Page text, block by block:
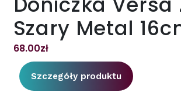
Szary Metal
68.00zł
Szczegóły produktu